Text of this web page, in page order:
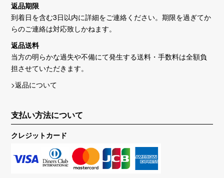
返品期限
到着日を含む3日以内に詳細をご連絡ください。期限を過ぎてか
らのご連絡は対応致しかねます。
返品送料
当方の明らかな過失や不備にて発生する送料・手数料は全額負
担させていただきます。
>返品について
支払い方法について
クレジットカード